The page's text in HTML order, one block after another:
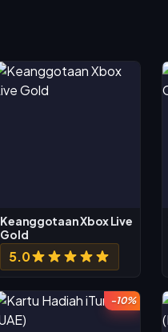
Keanggotaan Xbox Live
Gold
5.0
-10%